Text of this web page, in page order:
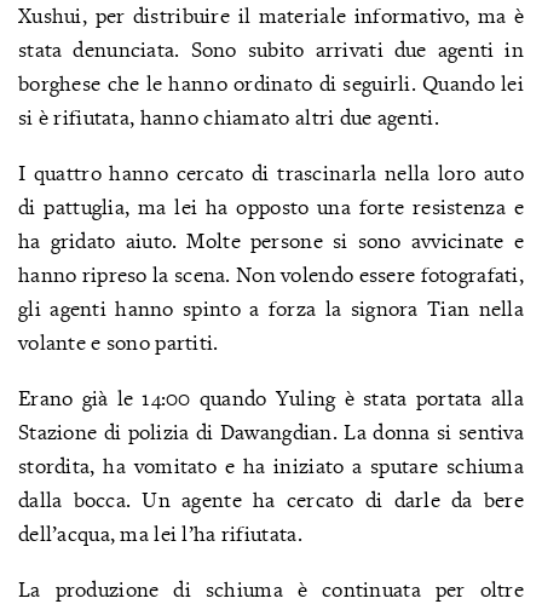
Xushui, per distribuire il materiale informativo, ma è
stata denunciata. Sono subito arrivati due agenti in
borghese che le hanno ordinato di seguirli. Quando lei
si è rifiutata, hanno chiamato altri due agenti.
I quattro hanno cercato di trascinarla nella loro auto
di pattuglia, ma lei ha opposto una forte resistenza e
ha gridato aiuto. Molte persone si sono avvicinate e
hanno ripreso la scena. Non volendo essere fotografati,
gli agenti hanno spinto a forza la signora Tian nella
volante e sono partiti.
Erano già le 14:00 quando Yuling è stata portata alla
Stazione di polizia di Dawangdian. La donna si sentiva
stordita, ha vomitato e ha iniziato a sputare schiuma
dalla bocca. Un agente ha cercato di darle da bere
dell’acqua, ma lei l’ha rifiutata.
La produzione di schiuma è continuata per oltre